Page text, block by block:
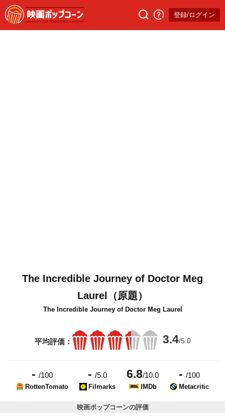
登録/ログイン
The Incredible Journey of Doctor Meg
Laurel（原題）
The Incredible Journey of Doctor Meg Laurel
平均評価： 3.4/5.0
- /100
RottenTomato
- /5.0
Filmarks
6.8/10.0
IMDb
- /100
Metacritic
映画ポップコーンの評価